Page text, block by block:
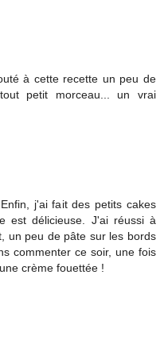
à cette recette un peu de
petit morceau... un vrai
j'ai fait des petits cakes
est délicieuse. J'ai réussi à
un peu de pâte sur les bords
commenter ce soir, une fois
crème fouettée !